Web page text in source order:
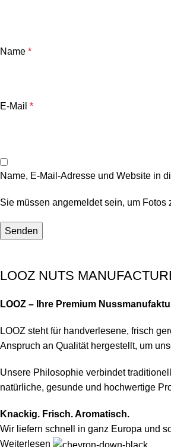
Name *
E-Mail *
Name, E-Mail-Adresse und Website in
Sie müssen angemeldet sein, um
LOOZ NUTS
LOOZ – Ihre Premium
LOOZ steht für handverlesene, frisch
Anspruch an Qualität hergestellt, um
Unsere Philosophie verbindet
natürliche, gesunde und hochwertige
Knackig. Frisch. Aromatisch.
Wir liefern schnell in ganz Europa und
Weiterlesen